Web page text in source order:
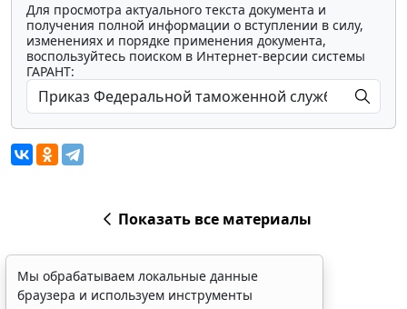
Для просмотра актуального текста документа и
получения полной информации о вступлении в силу,
изменениях и порядке применения документа,
воспользуйтесь поиском в Интернет-версии системы
ГАРАНТ:
Показать все материалы
Мы обрабатываем локальные данные
браузера и используем инструменты